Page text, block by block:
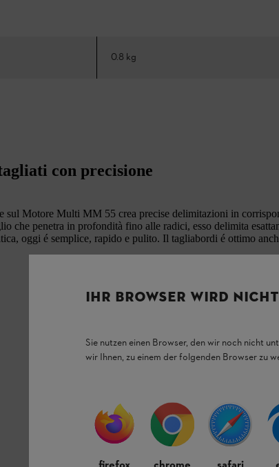
0.8 kg
con precisione
sul Motore Multi MM 55 crea precise delimitazioni in
che penetra in profondità fino alle radici, esso delimita
oggi é semplice, rapido e pulito. Il tagliabordi é ottimo
IHR BROWSER WIRD
Sie nutzen einen Browser, den wir noch nicht
wir Ihnen, zu einem der folgenden Browser zu